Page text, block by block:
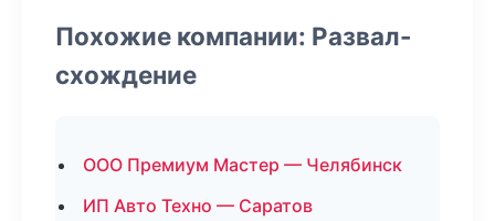
Похожие компании: Развал-
схождение
ООО Премиум Мастер — Челябинск
ИП Авто Техно — Саратов